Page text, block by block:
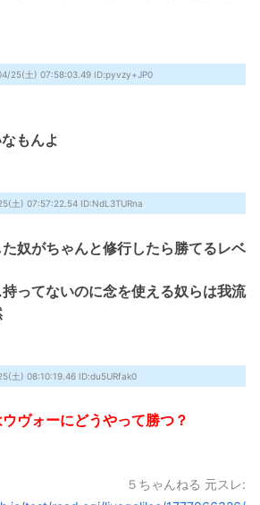
25(土) 07:58:03.49 ID:pyvzy+JP0
もんよ
土) 07:57:22.54 ID:NdL3TURna
奴がちゃんと修行したら勝てるレベ
ってないのに念を使える奴らは我流
土) 08:10:19.46 ID:du5URfak0
ヴォーにどうやって勝つ？
５ちゃんねる 元スレ: